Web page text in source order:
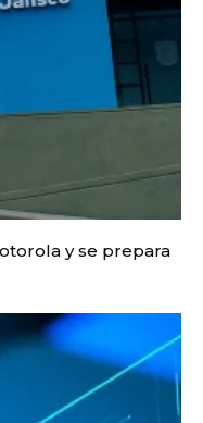
y se prepara